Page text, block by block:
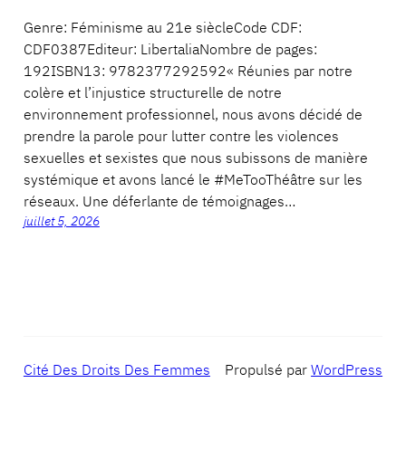
Genre: Féminisme au 21e siècleCode CDF:
CDF0387Editeur: LibertaliaNombre de pages:
192ISBN13: 9782377292592« Réunies par notre
colère et l’injustice structurelle de notre
environnement professionnel, nous avons décidé de
prendre la parole pour lutter contre les violences
sexuelles et sexistes que nous subissons de manière
systémique et avons lancé le #MeTooThéâtre sur les
réseaux. Une déferlante de témoignages…
juillet 5, 2026
Cité Des Droits Des Femmes Propulsé parWordPress